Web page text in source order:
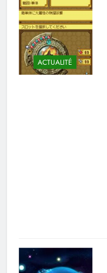
ACTUALITÉ